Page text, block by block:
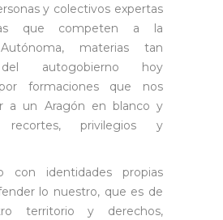
y colectivos expertas
que competen a la
materias tan
autogobierno hoy
formaciones que nos
a un Aragón en blanco y
privilegios y
con identidades propias
lo nuestro, que es de
territorio y derechos,